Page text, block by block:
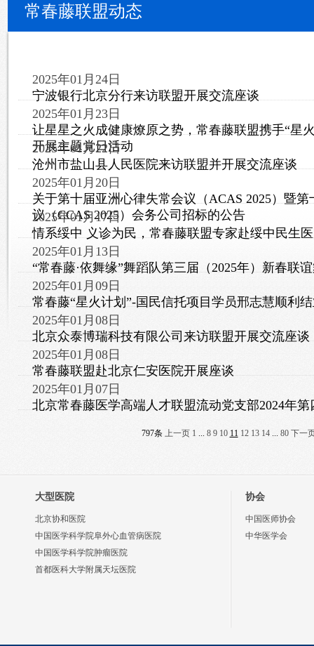
常春藤联盟动态
2025年01月24日
宁波银行北京分行来访联盟开展交流座谈
2025年01月23日
让星星之火成健康燎原之势，常春藤联盟携手“星
开展主题党日活动
2025年01月22日
沧州市盐山县人民医院来访联盟并开展交流座谈
2025年01月20日
关于第十届亚洲心律失常会议（ACAS 2025）暨
议（CCAS 2025）会务公司招标的公告
2025年01月17日
情系绥中 义诊为民，常春藤联盟专家赴绥中民生
2025年01月13日
“常春藤·依舞缘”舞蹈队第三届（2025年）新春联
2025年01月09日
常春藤“星火计划”-国民信托项目学员邢志慧顺利
2025年01月08日
北京众泰博瑞科技有限公司来访联盟开展交流座谈
2025年01月08日
常春藤联盟赴北京仁安医院开展座谈
2025年01月07日
北京常春藤医学高端人才联盟流动党支部2024年
797条 上一页 1 ... 8 9 10 11 12 13 14... 80 下一
大型医院
北京协和医院
中国医学科学院阜外心血管病医院
中国医学科学院肿瘤医院
首都医科大学附属天坛医院
协会
中国医师协会
中华医学会